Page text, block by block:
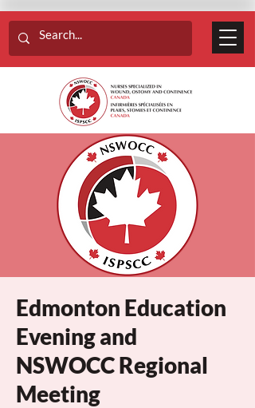
Edmonton Education
Evening and
NSWOCC Regional
Meeting